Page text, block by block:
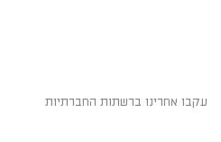
עקבו אחרינו ברשתות החברתיות